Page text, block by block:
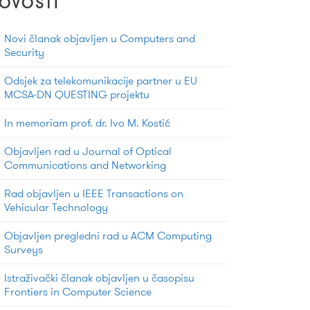
Novi članak objavljen u Computers and
Security
Odsjek za telekomunikacije partner u EU
MCSA-DN QUESTING projektu
In memoriam prof. dr. Ivo M. Kostić
Objavljen rad u Journal of Optical
Communications and Networking
Rad objavljen u IEEE Transactions on
Vehicular Technology
Objavljen pregledni rad u ACM Computing
Surveys
Istraživački članak objavljen u časopisu
Frontiers in Computer Science